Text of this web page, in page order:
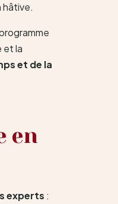
hâtive.
et la
et de la
en
experts :